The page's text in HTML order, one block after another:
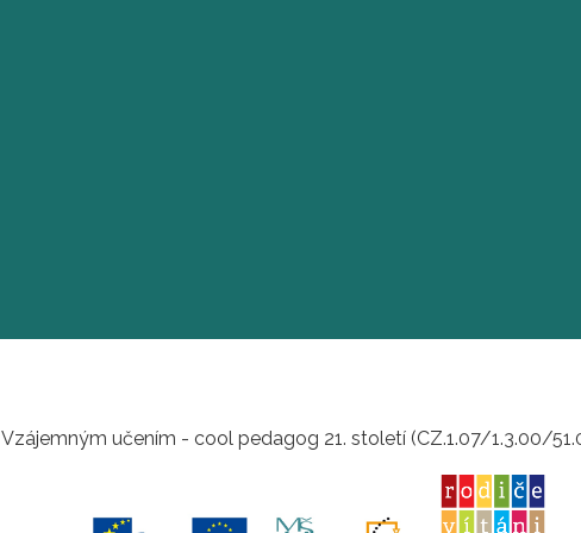
Vzájemným učením - cool pedagog 21. století (CZ.1.07/1.3.00/